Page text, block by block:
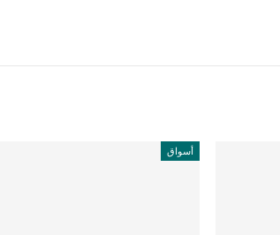
أسواق